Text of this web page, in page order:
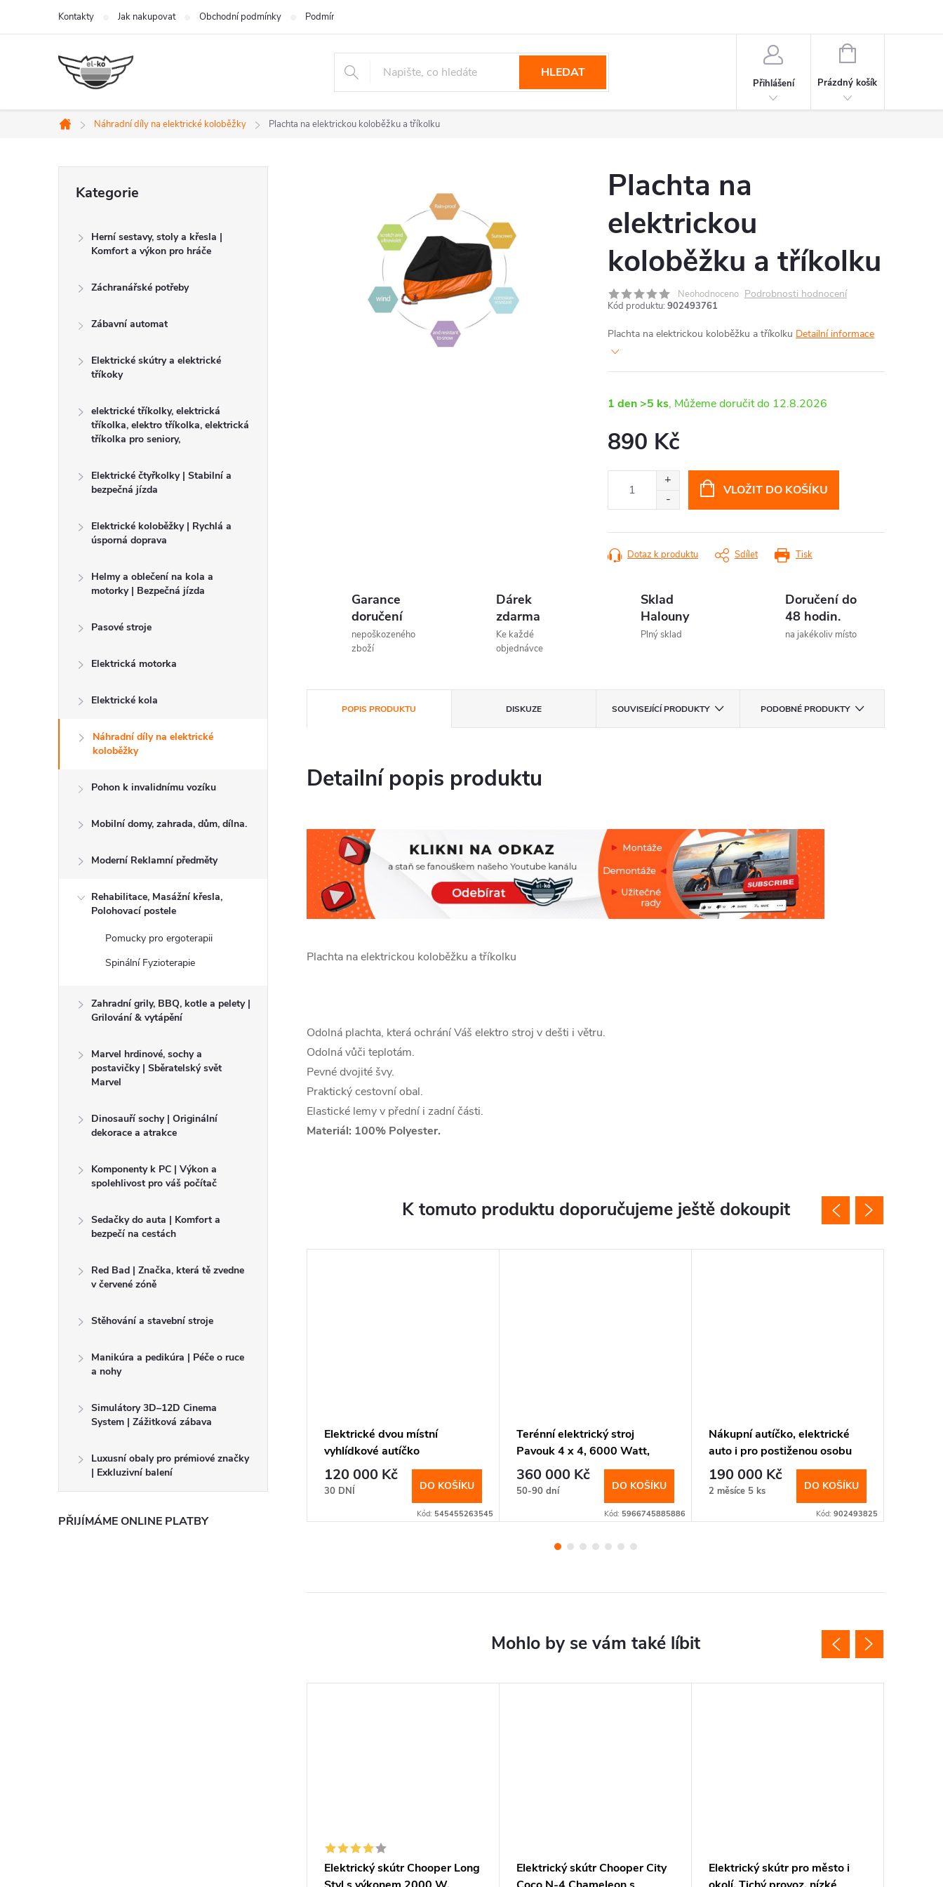
Kontakty Jak nakupovat Obchodní podmínky Podmínky ochrany osobních údajů
HLEDAT
Přihlášení
NÁKUPNÍ
Prázdný košík
Domů
Náhradní díly na elektrické koloběžky Plachta na elektrickou koloběžku a tříkolku
kategorie
Kategorie
Herní sestavy, stoly a křesla |
Komfort a výkon pro hráče
Záchranářské potřeby
Zábavní automat
Elektrické skútry a elektrické
tříkoky
elektrické tříkolky, elektrická
tříkolka, elektro tříkolka, elektrická
tříkolka pro seniory,
Elektrické čtyřkolky | Stabilní a
bezpečná jízda
Elektrické koloběžky | Rychlá a
úsporná doprava
Helmy a oblečení na kola a
motorky | Bezpečná jízda
Pasové stroje
Elektrická motorka
Elektrické kola
Náhradní díly na elektrické
koloběžky
Pohon k invalidnímu vozíku
Mobilní domy, zahrada, dům, dílna.
Moderní Reklamní předměty
Rehabilitace, Masážní křesla,
Polohovací postele
Pomucky pro ergoterapii
Spinální Fyzioterapie
Zahradní grily, BBQ, kotle a pelety |
Grilování & vytápění
Marvel hrdinové, sochy a
postavičky | Sběratelský svět
Marvel
Dinosauří sochy | Originální
dekorace a atrakce
Komponenty k PC | Výkon a
spolehlivost pro váš počítač
Sedačky do auta | Komfort a
bezpečí na cestách
Red Bad | Značka, která tě zvedne
v červené zóně
Stěhování a stavební stroje
Manikúra a pedikúra | Péče o ruce
a nohy
Simulátory 3D–12D Cinema
System | Zážitková zábava
Luxusní obaly pro prémiové značky
| Exkluzivní balení
PŘIJÍMÁME ONLINE PLATBY
Plachta na
elektrickou
koloběžku a tříkolku
Neohodnoceno Podrobnosti hodnocení
Kód produktu: 902493761
Plachta na elektrickou koloběžku a tříkolku Detailní informace
1 den>5 ks 12.8.2026
890 Kč
VLOŽIT DO KOŠÍKU
Tisk
Dotaz k produktu Sdílet
Garance
doručení
nepoškozeného
zboží
Dárek
zdarma
Ke každé
objednávce
Sklad
Halouny
Plný sklad
Doručení do
48 hodin.
na jakékoliv místo
POPIS PRODUKTU DISKUZE SOUVISEJÍCÍ PRODUKTY PODOBNÉ PRODUKTY
Detailní popis produktu
Plachta na elektrickou koloběžku a tříkolku
Odolná plachta, která ochrání Váš elektro stroj v dešti i větru.
Odolná vůči teplotám.
Pevné dvojité švy.
Praktický cestovní obal.
Elastické lemy v přední i zadní části.
Materiál: 100% Polyester.
K tomuto produktu doporučujeme ještě dokoupit
902493562
invalidního vozíku
250 000 Kč
měsíc
Elektrické dvou místní
vyhlídkové autíčko
120 000 Kč
30 DNÍ DO KOŠÍKU
Kód: 545455263545
Terénní elektrický stroj
Pavouk 4 x 4, 6000 Watt,
120Ah.
360 000 Kč
50-90 dní DO KOŠÍKU
Kód: 5966745885886
Nákupní autíčko, elektrické
auto i pro postiženou osobu
190 000 Kč
2 měsíce 5 ks DO KOŠÍKU
Kód: 902493825
Elektrický skútr Chooper Long
Elektrický skútr Chooper City
Elektrický skútr pro město i